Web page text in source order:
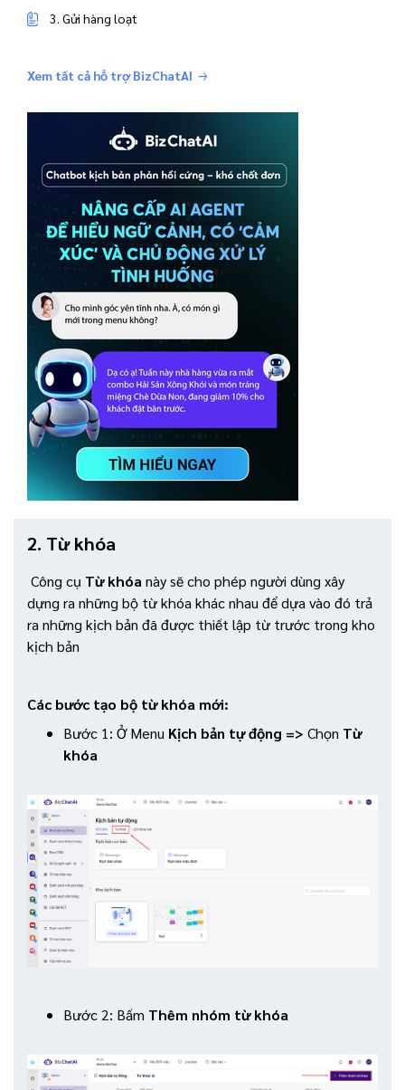
3. Gửi hàng loạt
Xem tất cả hỗ trợ BizChatAI
2. Từ khóa
Công cụ Từ khóa này sẽ cho phép người dùng xây
dựng ra những bộ từ khóa khác nhau để dựa vào đó trả
ra những kịch bản đã được thiết lập từ trước trong kho
kịch bản
Các bước tạo bộ từ khóa mới:
Bước 1: Ở Menu Kịch bản tự động => Chọn Từ
khóa
Bước 2: Bấm Thêm nhóm từ khóa